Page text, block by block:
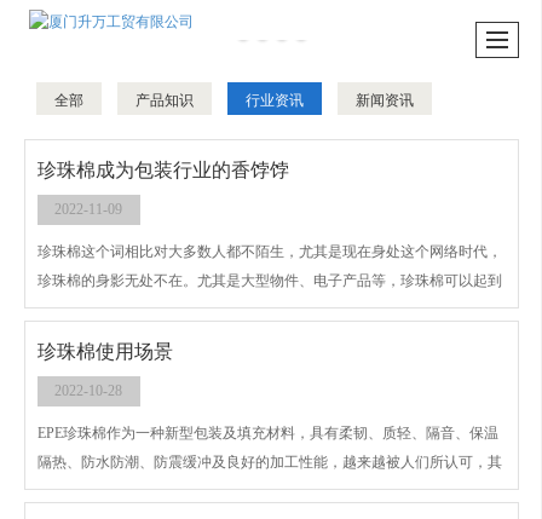
全部 产品知识 行业资讯 新闻资讯
珍珠棉成为包装行业的香饽饽
2022-11-09
珍珠棉这个词相比对大多数人都不陌生，尤其是现在身处这个网络时代，
珍珠棉的身影无处不在。尤其是大型物件、电子产品等，珍珠棉可以起到
保护作用。
珍珠棉使用场景
2022-10-28
EPE珍珠棉作为一种新型包装及填充材料，具有柔韧、质轻、隔音、保温
隔热、防水防潮、防震缓冲及良好的加工性能，越来越被人们所认可，其
用途也将不断扩大和创新。现已成为包装材目前流行的包装材料。